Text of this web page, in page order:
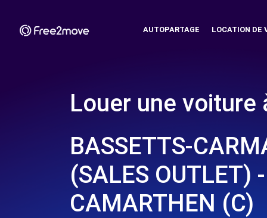
AUTOPARTAGE LOCATION DE
Louer une voiture
BASSETTS-
(SALES OUTLET) -
CAMARTHEN (C)